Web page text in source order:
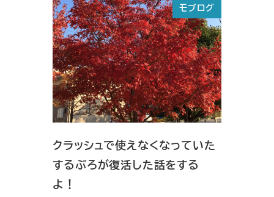
モブログ
クラッシュで使えなくなっていた
するぷろが復活した話をする
よ！